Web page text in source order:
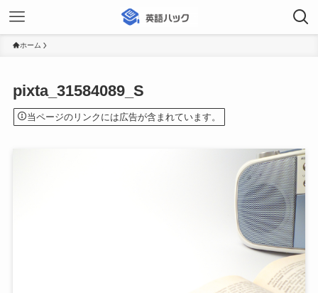
ホーム
pixta_31584089_S
当ページのリンクには広告が含まれています。